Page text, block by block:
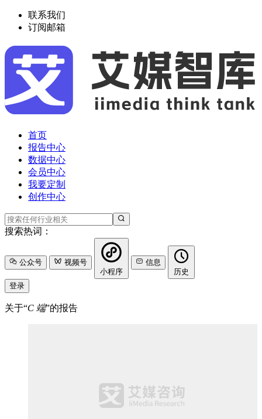
联系我们
订阅邮箱
首页
报告中心
数据中心
会员中心
我要定制
创作中心
搜索热词：
公众号
视频号
小程序
信息
历史
登录
关于“C 端”的报告